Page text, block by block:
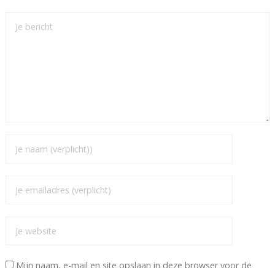
Mijn naam, e-mail en site opslaan in deze browser voor de